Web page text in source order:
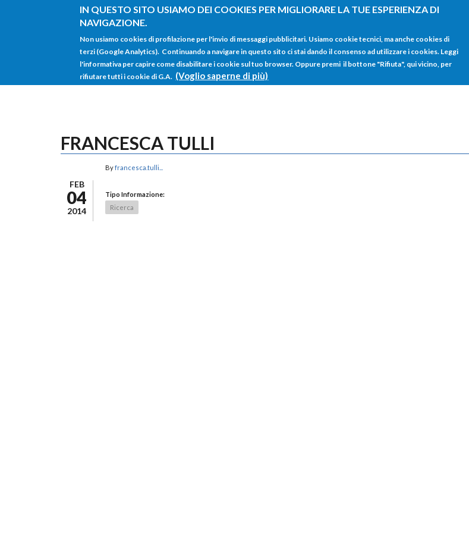
IN QUESTO SITO USIAMO DEI COOKIES PER MIGLIORARE LA TUE ESPERIENZA DI
NAVIGAZIONE.
Non usiamo cookies di profilazione per l'invio di messaggi pubblicitari. Usiamo cookie tecnici, ma anche cookies di
terzi (Google Analytics). Continuando a navigare in questo sito ci stai dando il consenso ad utilizzare i cookies. Leggi
l'informativa per capire come disabilitare i cookie sul tuo browser. Oppure premi il bottone "Rifiuta", qui vicino, per
rifiutare tutti i cookie di G.A. (Voglio saperne di più)
Salta al contenuto principale
HOME
FRANCESCA TULLI
FEB
04
2014
Byfrancesca.tulli...
Tipo Informazione:
Ricerca